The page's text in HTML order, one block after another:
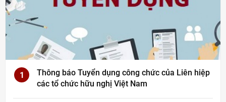
1
Thông báo Tuyển dụng công chức của Liên hiệp
các tổ chức hữu nghị Việt Nam